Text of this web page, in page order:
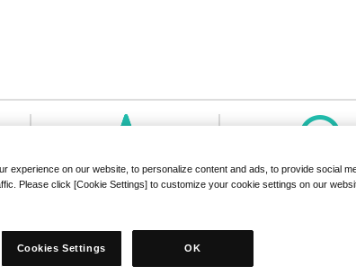
experience on our website, to personalize content and ads, to provide social
Please click [Cookie Settings] to customize your cookie settings on our
Cookies Settings OK